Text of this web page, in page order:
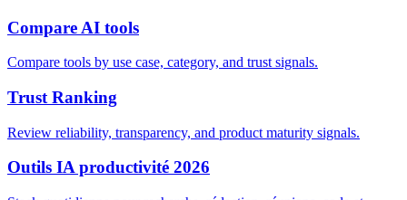
Compare AI tools
Compare tools by use case, category, and trust signals.
Trust Ranking
Review reliability, transparency, and product maturity signals.
Outils IA productivité 2026